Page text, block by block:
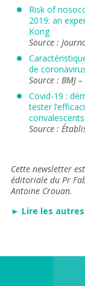
Risk of
2019: an
Kong
Source :
de
Source : BMJ
Covid-19 :
tester
convalescents
Source :
Cette newsletter
éditoriale du Pr
Antoine Crouan.
► Lire les autres